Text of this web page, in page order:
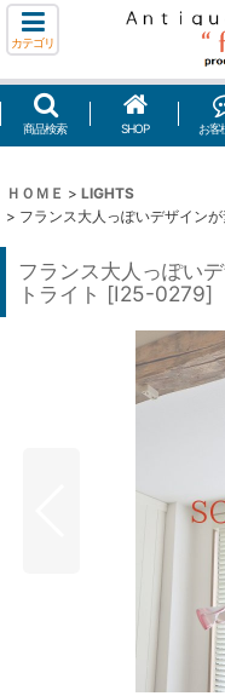
カテゴリ
商品検索 SHOP お客
ＨＯＭＥ > LIGHTS
> フランス大人っぽいデザイン
フランス大人っぽい
トライト [I25-0279]